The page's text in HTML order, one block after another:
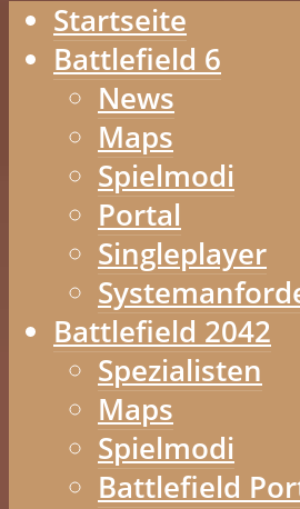
Startseite
Battlefield 6
News
Maps
Spielmodi
Portal
Singleplayer
Battlefield 2042
Spezialisten
Maps
Spielmodi
Battlefield